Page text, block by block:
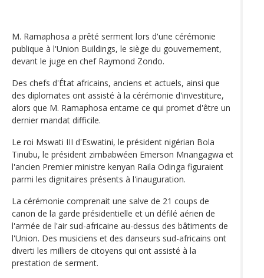
M. Ramaphosa a prêté serment lors d'une cérémonie
publique à l'Union Buildings, le siège du gouvernement,
devant le juge en chef Raymond Zondo.
Des chefs d'État africains, anciens et actuels, ainsi que
des diplomates ont assisté à la cérémonie d'investiture,
alors que M. Ramaphosa entame ce qui promet d'être un
dernier mandat difficile.
Le roi Mswati III d'Eswatini, le président nigérian Bola
Tinubu, le président zimbabwéen Emerson Mnangagwa et
l'ancien Premier ministre kenyan Raila Odinga figuraient
parmi les dignitaires présents à l'inauguration.
La cérémonie comprenait une salve de 21 coups de
canon de la garde présidentielle et un défilé aérien de
l'armée de l'air sud-africaine au-dessus des bâtiments de
l'Union. Des musiciens et des danseurs sud-africains ont
diverti les milliers de citoyens qui ont assisté à la
prestation de serment.